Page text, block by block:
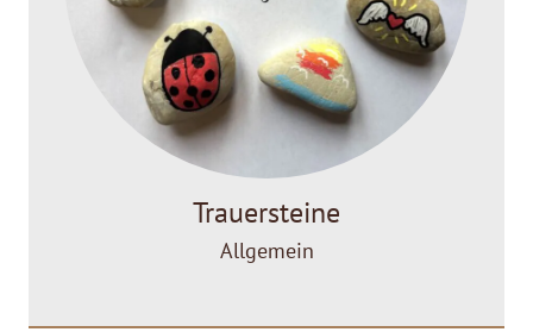
Trauersteine
Allgemein